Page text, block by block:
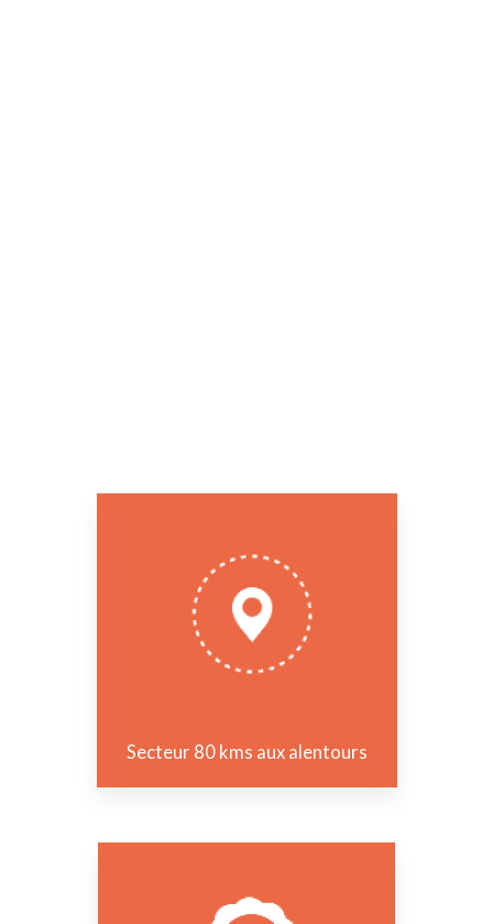
Secteur 80 kms aux alentours